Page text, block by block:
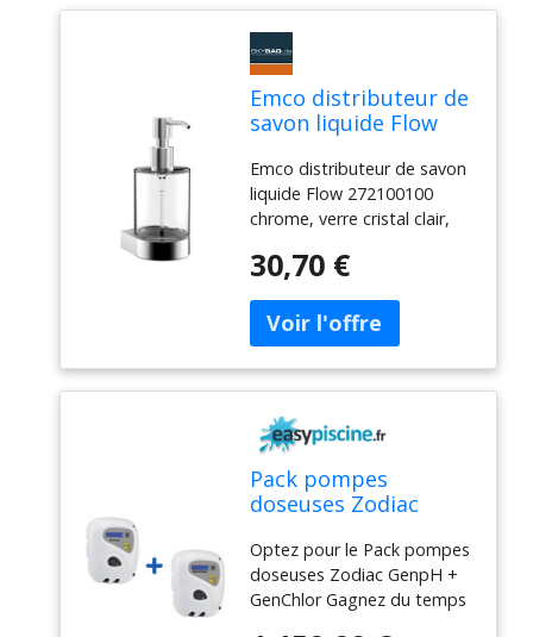
Emco distributeur de
savon liquide Flow
verre cristal clair,
pompe doseuse en
plastique, modèle
Emco distributeur de savon
liquide Flow 272100100
chrome, verre cristal clair,
plastique, modèle mural
30,70 €
Pack pompes
doseuses Zodiac
Optez pour le Pack pompes
doseuses Zodiac GenpH +
GenChlor Gagnez du temps